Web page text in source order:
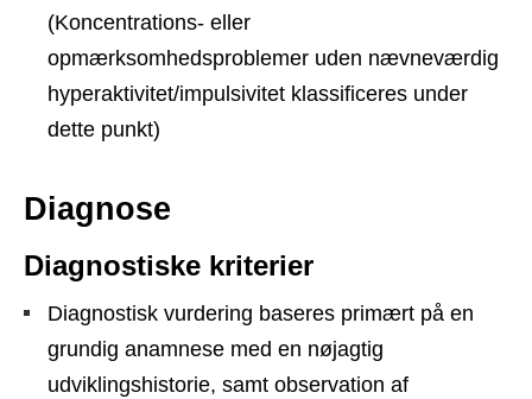
(Koncentrations- eller
opmærksomhedsproblemer uden nævneværdig
hyperaktivitet/impulsivitet klassificeres under
dette punkt)
Diagnose
Diagnostiske kriterier
Diagnostisk vurdering baseres primært på en
grundig anamnese med en nøjagtig
udviklingshistorie, samt observation af